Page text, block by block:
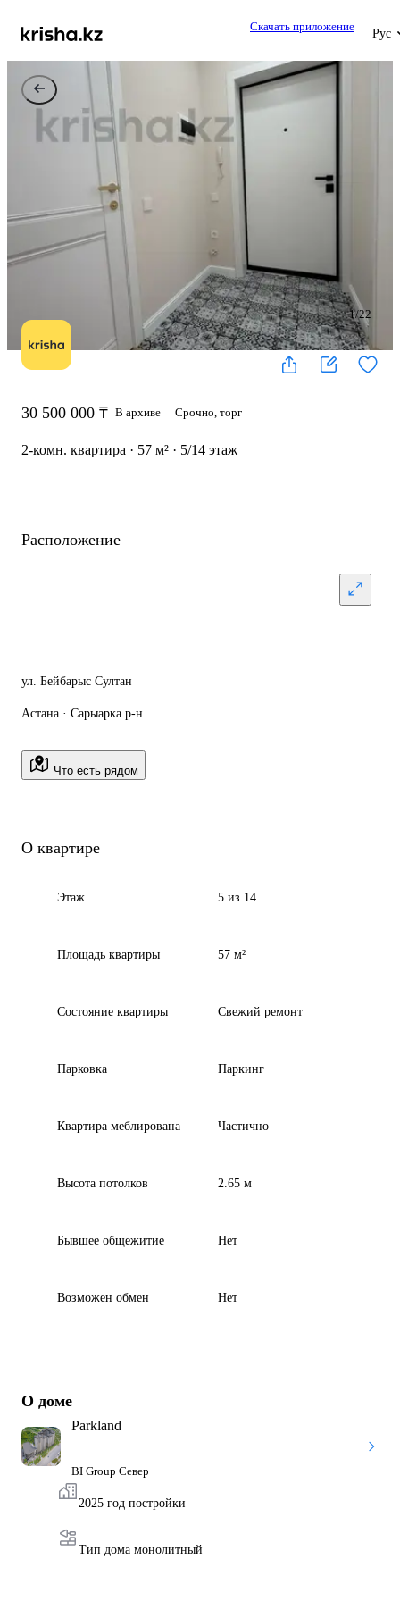
Скачать приложение
Рус
1/22
30 500 000 ₸ В архиве Срочно, торг
2-комн. квартира · 57 м² · 5/14 этаж
Расположение
ул. Бейбарыс Султан
Астана · Сарыарка р-н
Что есть рядом
О квартире
Этаж 5 из 14
Площадь квартиры 57 м²
Состояние квартиры Свежий ремонт
Парковка Паркинг
Квартира меблирована Частично
Высота потолков 2.65 м
Бывшее общежитие Нет
Возможен обмен Нет
О доме
Parkland
BI Group Север
2025 год постройки
Тип дома монолитный